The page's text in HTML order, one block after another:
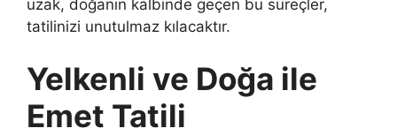
uzak, doğanın kalbinde geçen bu süreçler,
tatilinizi unutulmaz kılacaktır.
Yelkenli ve Doğa ile
Emet Tatili